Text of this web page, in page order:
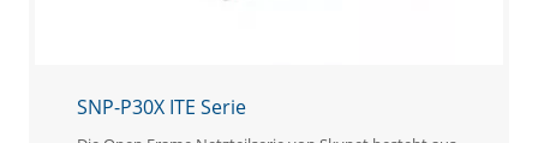
SNP-P30X ITE Serie